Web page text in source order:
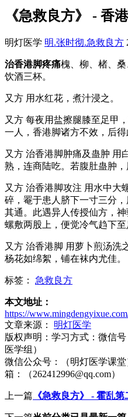
《急救良方》 - 香
明灯医学 明.张时彻.急救良方
治香港脚疼痛槐、柳、楮、
饮酒三杯。
又方 用水红花，煮汁浸之。
又方 每夜用盐擦腿膝至足甲
一人，香港脚诸方不效，后得
又方 治香港脚肿痛及蛊肿 用
熟，连商陆吃。若腹肚蛊肿，
又方 治香港脚攻注 用水中大
碎，罨于患人脐下一寸三分
其通。此遇异人传授仙方，
螺敷两股上，便觉冷气趋下至
又方 治香港脚 用萝卜煎汤洗
杨花如绵絮，铺在袜内尤佳。
标签： 急救良方
本文地址：
https://
文章来源：
明灯医学
版权声明： 学习方式：微信号
医学组）
微信公众号：（明灯医学课堂
箱：（262412996@qq.com）
上一篇 《急救良方》 - 霍乱第